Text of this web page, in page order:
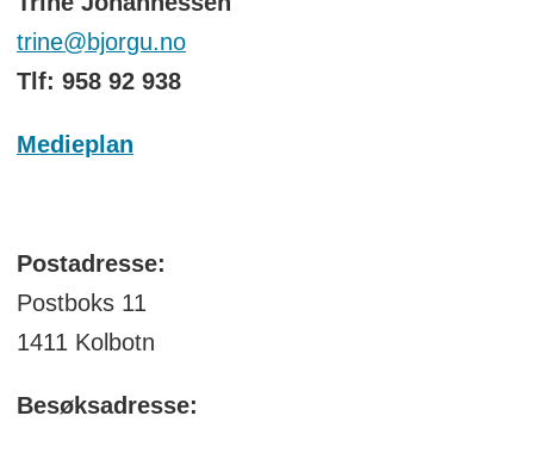
trine@bjorgu.no
Tlf: 958 92 938
Medieplan
Postadresse:
Postboks 11
1411 Kolbotn
Besøksadresse: